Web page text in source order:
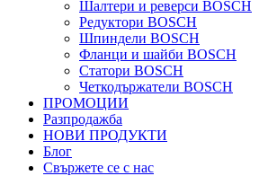
Шалтери и реверси BOSCH
Редуктори BOSCH
Шпиндели BOSCH
Фланци и шайби BOSCH
Статори BOSCH
Четкодържатели BOSCH
ПРОМОЦИИ
Разпродажба
НОВИ ПРОДУКТИ
Блог
Свържете се с нас